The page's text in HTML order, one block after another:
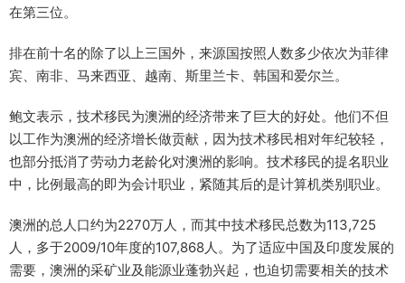
在第三位。
排在前十名的除了以上三国外，来源国按照人数多少依次为菲律
宾、南非、马来西亚、越南、斯里兰卡、韩国和爱尔兰。
鲍文表示，技术移民为澳洲的经济带来了巨大的好处。他们不但
以工作为澳洲的经济增长做贡献，因为技术移民相对年纪较轻，
也部分抵消了劳动力老龄化对澳洲的影响。技术移民的提名职业
中，比例最高的即为会计职业，紧随其后的是计算机类别职业。
澳洲的总人口约为2270万人，而其中技术移民总数为113,725
人，多于2009/10年度的107,868人。为了适应中国及印度发展的
需要，澳洲的采矿业及能源业蓬勃兴起，也迫切需要相关的技术